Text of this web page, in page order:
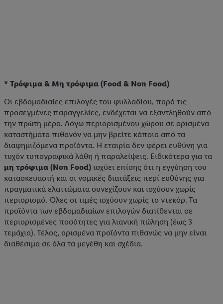
* Τρόφιμα & Μη τρόφιμα (Food & Non Food)
Οι εβδομαδιαίες επιλογές του φυλλαδίου, παρά τις
προσεγμένες παραγγελίες, ενδέχεται να εξαντληθούν από
την πρώτη μέρα. Λόγω περιορισμένου χώρου σε ορισμένα
καταστήματα πιθανόν να μην βρείτε κάποια από τα
διαφημιζόμενα προϊόντα. Η εταιρία δεν φέρει ευθύνη για
τυχόν τυπογραφικά λάθη ή παραλείψεις. Ειδικότερα για τα
μη τρόφιμα (Non Food) ισχύει επίσης ότι η εγγύηση του
κατασκευαστή και οι νομικές διατάξεις περί ευθύνης για
πραγματικά ελαττώματα συνεχίζουν και ισχύουν χωρίς
περιορισμό. Όλες οι τιμές ισχύουν χωρίς το ντεκόρ. Τα
προϊόντα των εβδομαδιαίων επιλογών διατίθενται σε
περιορισμένες ποσότητες για λιανική πώληση (έως 3
τεμάχια). Τέλος, ορισμένα προϊόντα πιθανώς να μην είναι
διαθέσιμα σε όλα τα μεγέθη και σχέδια.